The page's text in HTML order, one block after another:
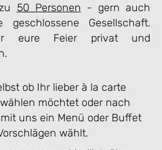
50 Personen - gern auch
Gesellschaft.
eure Feier privat und
ob Ihr lieber à la carte
möchtet oder nach
uns ein Menü oder Buffet
wählt.